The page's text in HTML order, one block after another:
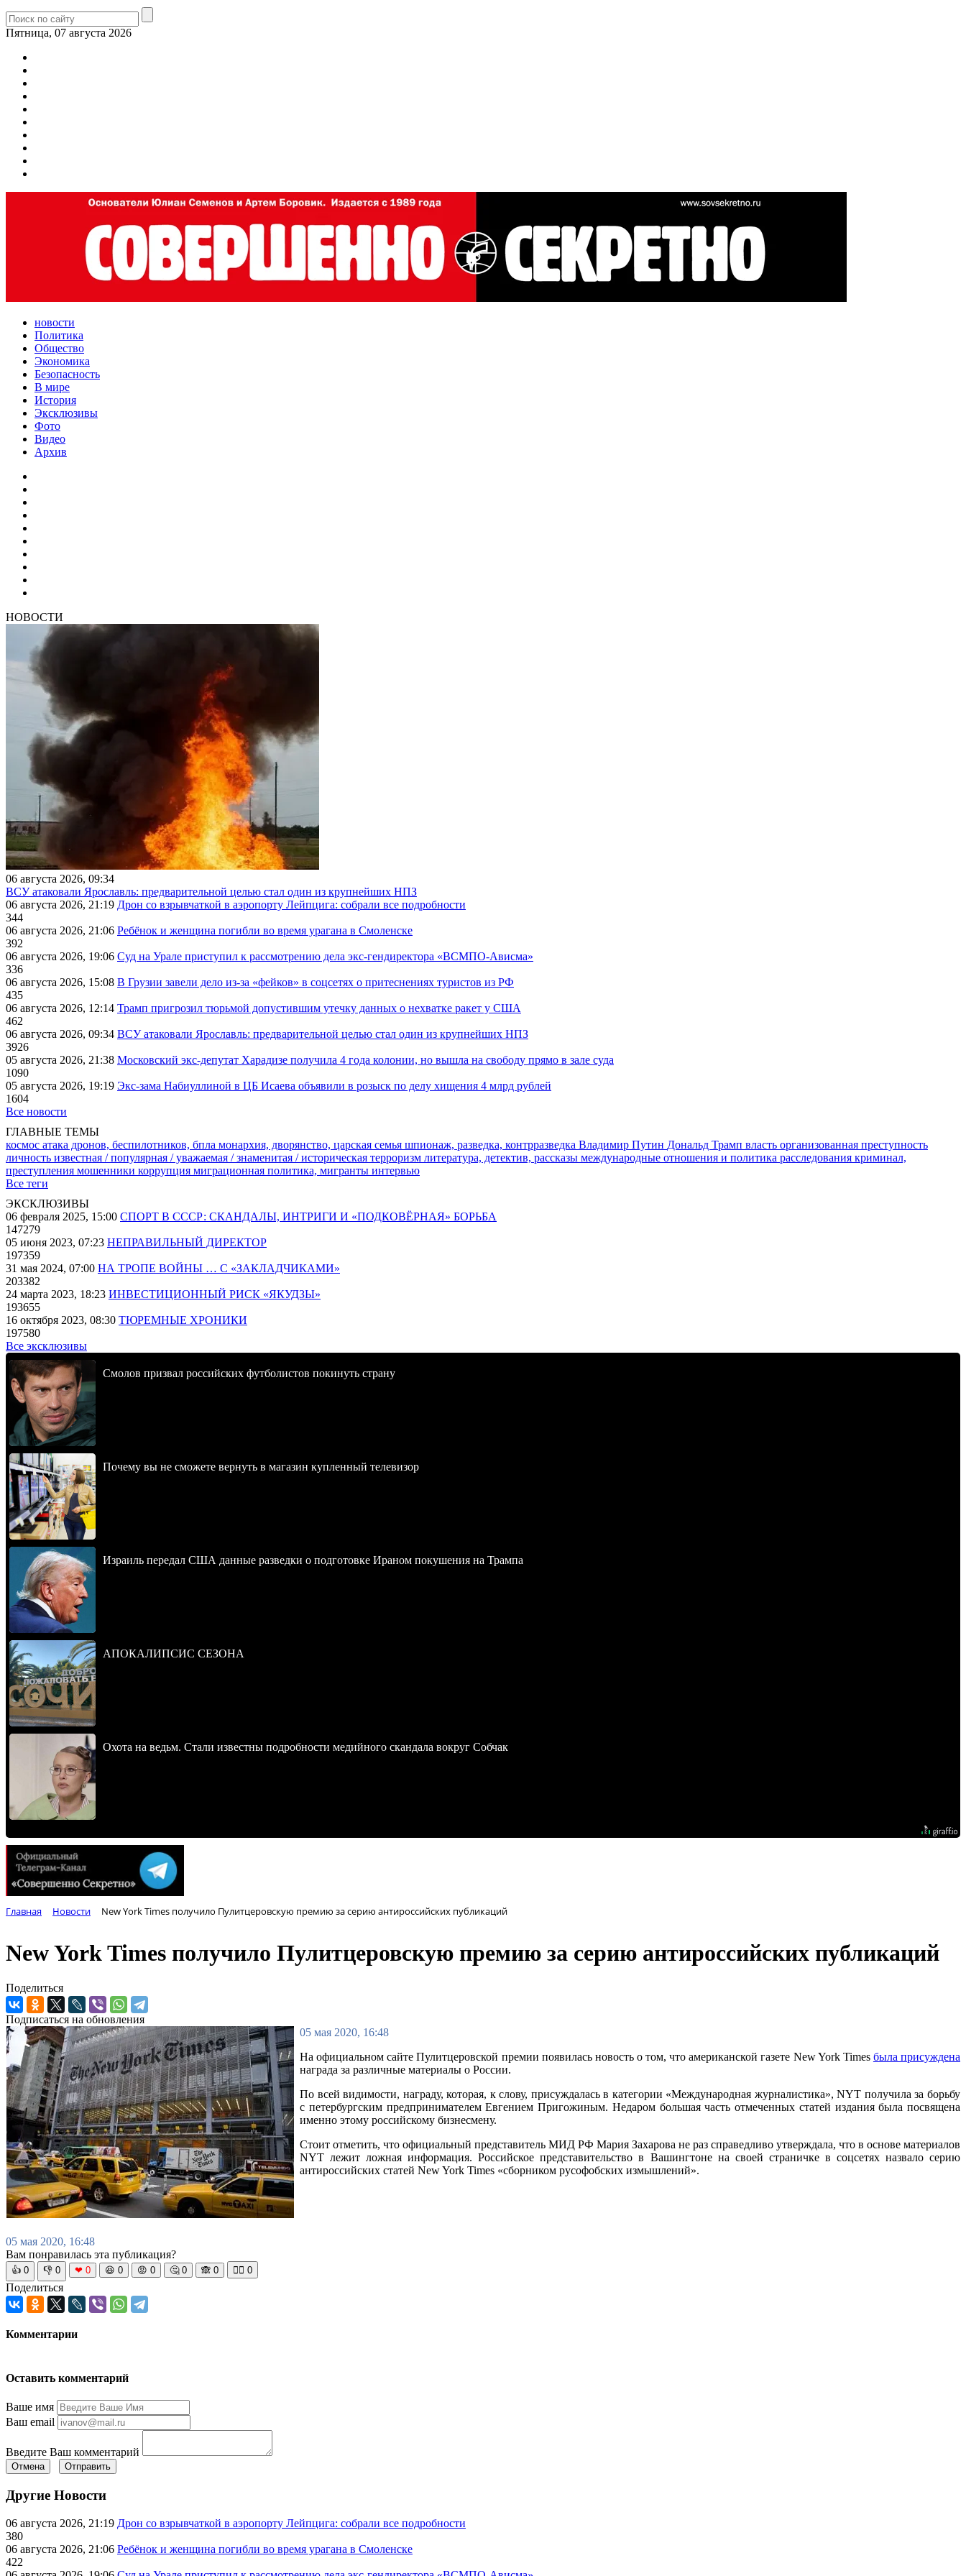
Пятница, 07 августа 2026
новости
Политика
Общество
Экономика
Безопасность
В мире
История
Эксклюзивы
Фото
Видео
Архив
НОВОСТИ
06 августа 2026, 09:34
ВСУ атаковали Ярославль: предварительной целью стал один из крупнейших НПЗ
06 августа 2026, 21:19 Дрон со взрывчаткой в аэропорту Лейпцига: собрали все подробности
344
06 августа 2026, 21:06 Ребёнок и женщина погибли во время урагана в Смоленске
392
06 августа 2026, 19:06 Суд на Урале приступил к рассмотрению дела экс-гендиректора «ВСМПО-Ависма»
336
06 августа 2026, 15:08 В Грузии завели дело из-за «фейков» в соцсетях о притеснениях туристов из РФ
435
06 августа 2026, 12:14 Трамп пригрозил тюрьмой допустившим утечку данных о нехватке ракет у США
462
06 августа 2026, 09:34 ВСУ атаковали Ярославль: предварительной целью стал один из крупнейших НПЗ
3926
05 августа 2026, 21:38 Московский экс-депутат Харадизе получила 4 года колонии, но вышла на свободу прямо в зале суда
1090
05 августа 2026, 19:19 Экс-зама Набиуллиной в ЦБ Исаева объявили в розыск по делу хищения 4 млрд рублей
1604
Все новости
ГЛАВНЫЕ ТЕМЫ
космос атака дронов, беспилотников, бпла монархия, дворянство, царская семья шпионаж, разведка, контрразведка Владимир Путин Дональд Трамп власть организованная преступность
личность известная / популярная / уважаемая / знаменитая / историческая терроризм литература, детектив, рассказы международные отношения и политика расследования криминал,
преступления мошенники коррупция миграционная политика, мигранты интервью
Все теги
ЭКСКЛЮЗИВЫ
06 февраля 2025, 15:00 СПОРТ В СССР: СКАНДАЛЫ, ИНТРИГИ И «ПОДКОВЁРНАЯ» БОРЬБА
147279
05 июня 2023, 07:23 НЕПРАВИЛЬНЫЙ ДИРЕКТОР
197359
31 мая 2024, 07:00 НА ТРОПЕ ВОЙНЫ … С «ЗАКЛАДЧИКАМИ»
203382
24 марта 2023, 18:23 ИНВЕСТИЦИОННЫЙ РИСК «ЯКУДЗЫ»
193655
16 октября 2023, 08:30 ТЮРЕМНЫЕ ХРОНИКИ
197580
Все эксклюзивы
Смолов призвал российских футболистов покинуть страну
Почему вы не сможете вернуть в магазин купленный телевизор
Израиль передал США данные разведки о подготовке Ираном покушения на Трампа
АПОКАЛИПСИС СЕЗОНА
Охота на ведьм. Стали известны подробности медийного скандала вокруг Собчак
Главная Новости New York Times получило Пулитцеровскую премию за серию антироссийских публикаций
New York Times получило Пулитцеровскую премию за серию антироссийских публикаций
Поделиться
Подписаться на обновления
05 мая 2020, 16:48
На официальном сайте Пулитцеровской премии появилась новость о том, что американской газете New York Times была присуждена
награда за различные материалы о России.
По всей видимости, награду, которая, к слову, присуждалась в категории «Международная журналистика», NYT получила за борьбу
с петербургским предпринимателем Евгением Пригожиным. Недаром большая часть отмеченных статей издания была посвящена
именно этому российскому бизнесмену.
Стоит отметить, что официальный представитель МИД РФ Мария Захарова не раз справедливо утверждала, что в основе материалов
NYT лежит ложная информация. Российское представительство в Вашингтоне на своей страничке в соцсетях назвало серию
антироссийских статей New York Times «сборником русофобских измышлений».
05 мая 2020, 16:48
Вам понравилась эта публикация?
👍 0 👎 0 ❤ 0 😆 0 😡 0 🤔 0 🙈 0 🧘‍♀️ 0
Поделиться
Комментарии
Оставить комментарий
Ваше имя
Ваш email
Введите Ваш комментарий
Отмена Отправить
Другие Новости
06 августа 2026, 21:19 Дрон со взрывчаткой в аэропорту Лейпцига: собрали все подробности
380
06 августа 2026, 21:06 Ребёнок и женщина погибли во время урагана в Смоленске
422